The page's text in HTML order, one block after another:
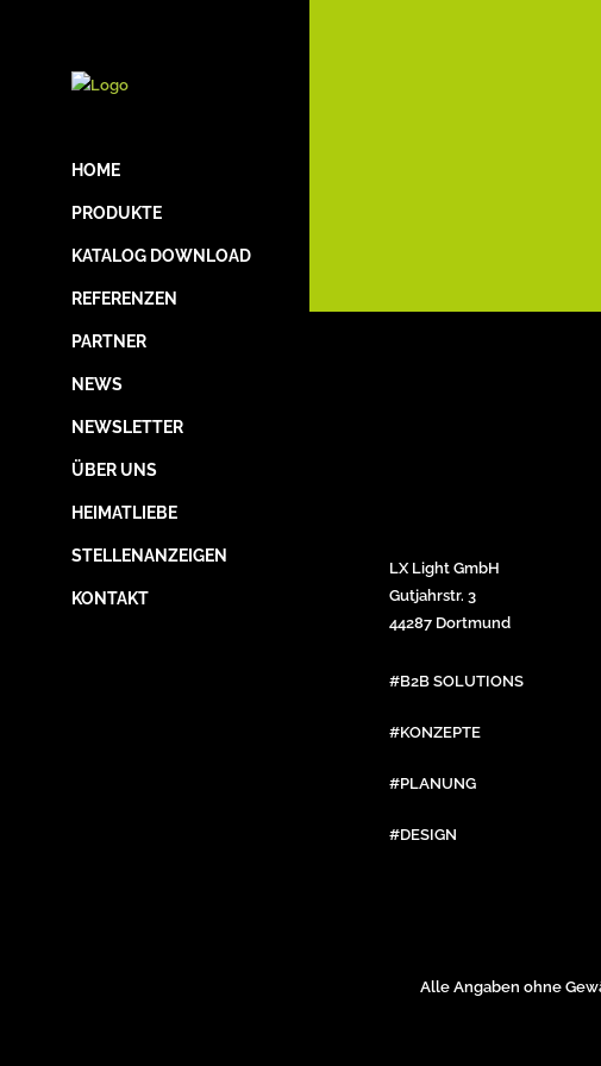
HOME
PRODUKTE
KATALOG DOWNLOAD
REFERENZEN
PARTNER
NEWS
NEWSLETTER
ÜBER UNS
HEIMATLIEBE
STELLENANZEIGEN
KONTAKT
LX Light GmbH
Gutjahrstr. 3
44287 Dortmund
#B2B SOLUTIONS
#KONZEPTE
#PLANUNG
#DESIGN
Alle Angaben ohne